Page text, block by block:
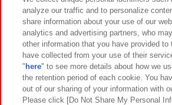
イベント・キャンペーン
関連会社 サステナビリティ
プライバシーポリシー ウェブアクセシビ
analyze our traffic and to personalize
share information about your use of our
analytics and advertising partners, who
other information that you have provided to
have collected from your use of their
" here" to see more details about how we
the retention period of each cookie. You
out of our sharing of your information with
Please click [Do Not Share My Personal